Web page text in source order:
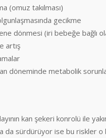
(omuz takılması)
gecikme
dönmesi (iri bebeğe bağlı
artış
döneminde metabolik
kan şekeri konrolü ile
da sürdürüyor ise bu riskler